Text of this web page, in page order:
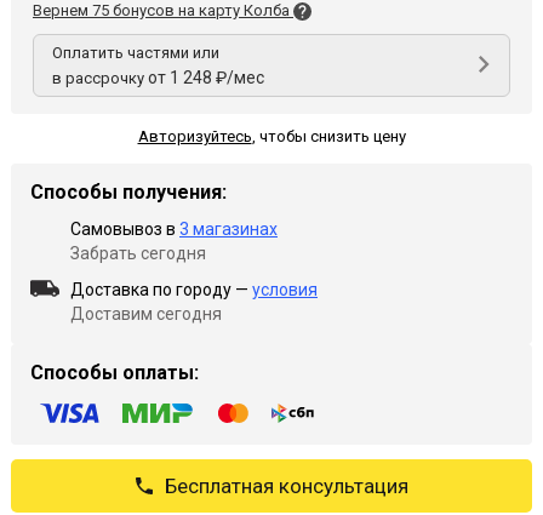
Вернем 75 бонусов на карту Колба
Оплатить частями или
в рассрочку от 1 248 ₽/мес
Авторизуйтесь, чтобы снизить цену
Способы получения:
Самовывоз в 3 магазинах
Забрать сегодня
Доставка по городу — условия
Доставим сегодня
Способы оплаты:
Бесплатная консультация